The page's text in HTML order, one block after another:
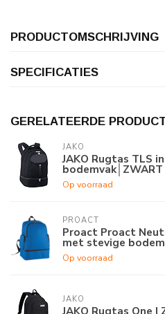
PRODUCTOMSCHRIJVING
SPECIFICATIES
GERELATEERDE
JAKO
JAKO Rugtas TLS
bodemvak│ZWART
Op voorraad
PROACT
Proact Proact
met stevige
Op voorraad
JAKO
JAKO Rugtas One |